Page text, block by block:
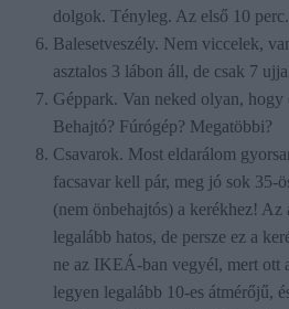
dolgok. Tényleg. Az első 10 perc.
Balesetveszély. Nem viccelek,
asztalos 3 lábon áll, de csak 7
Géppark. Van neked olyan, hogy
Behajtó? Fúrógép? Megatöbbi?
Csavarok. Most eldarálom
facsavar kell pár, meg jó sok 35-
(nem önbehajtós) a kerékhez! Az
legalább hatos, de persze ez a
ne az IKEÁ-ban vegyél, mert ott
legyen legalább 10-es átmérőjű,